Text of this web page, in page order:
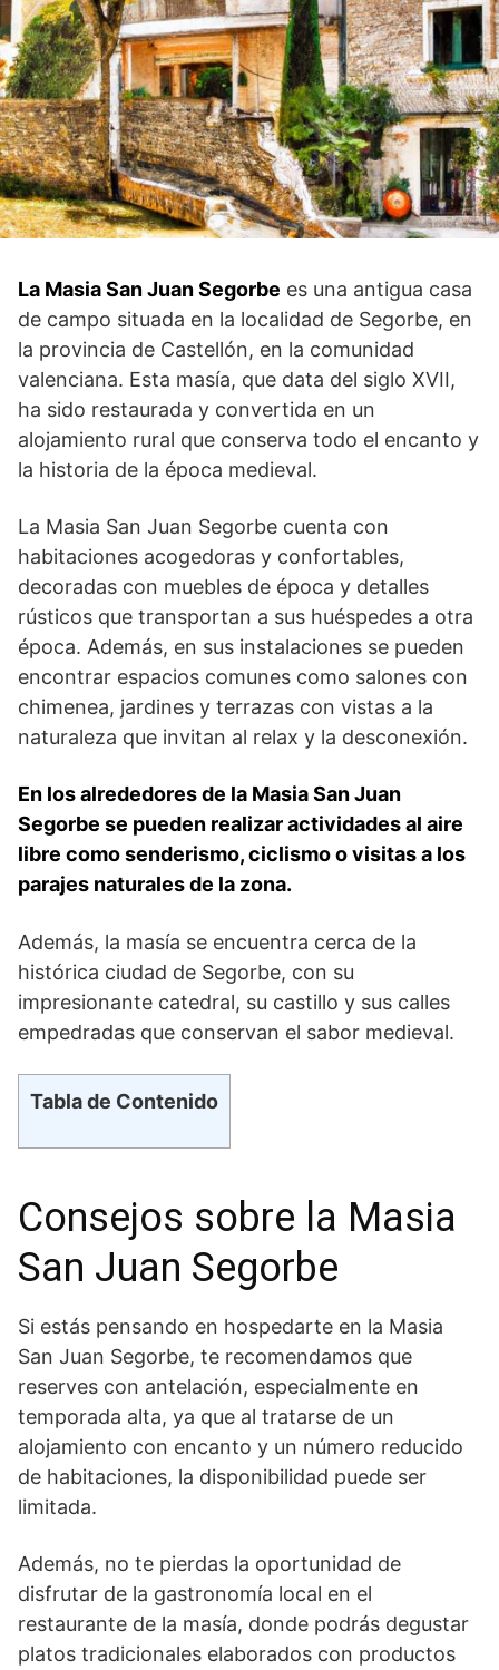
La ‌Masia San Juan Segorbe es una antigua casa
de campo situada en la localidad de Segorbe, en
la provincia⁣ de Castellón, en la comunidad
valenciana. Esta masía, que data⁢ del siglo XVII,
ha sido restaurada y convertida en un
⁢alojamiento rural que conserva todo el encanto‌ y
la historia de ⁢la época medieval.
La Masia ‍San Juan Segorbe cuenta ‍con
habitaciones acogedoras y confortables,
decoradas con muebles de época y detalles
rústicos que transportan a sus huéspedes a otra
época. Además, en sus ‍instalaciones se pueden
encontrar espacios comunes como salones con‌
chimenea, jardines y terrazas ⁤con vistas a la
naturaleza que invitan al ‍relax y la desconexión.
En ‌los alrededores de la Masia San Juan⁢
Segorbe‌ se pueden realizar actividades al aire
⁤libre como ⁣senderismo, ciclismo o visitas a​ los
parajes naturales de la zona.
Además, la masía ⁤se encuentra cerca de la
histórica ciudad de Segorbe, con su
impresionante catedral, su ​castillo y ​sus calles
empedradas que conservan el sabor medieval.
Tabla de Contenido
Consejos sobre la Masia
San Juan Segorbe
Si estás pensando en hospedarte en la Masia
⁤San ⁣Juan Segorbe, te⁤ recomendamos que
reserves con antelación, especialmente en
temporada alta, ya que al tratarse de un
alojamiento⁣ con encanto y un‌ número reducido ​
de habitaciones, la disponibilidad puede ser
limitada.
Además, no te pierdas la​ oportunidad de
disfrutar de la gastronomía local en el
restaurante⁤ de la masía, donde podrás⁤ degustar
platos tradicionales ⁣elaborados con productos